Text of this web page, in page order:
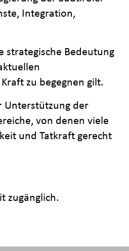
Integration,
strategische Bedeutung
zu begegnen gilt.
Unterstützung der
von denen viele
und Tatkraft gerecht
zugänglich.